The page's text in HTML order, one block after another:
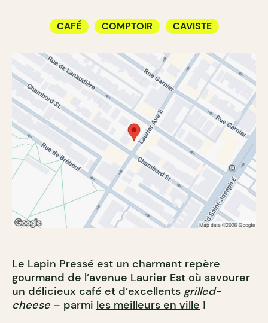
CAFÉ COMPTOIR CAVISTE
Le Lapin Pressé est un charmant repère
gourmand de l’avenue Laurier Est où savourer
un délicieux café et d’excellents grilled-
cheese – parmi les meilleurs en ville !